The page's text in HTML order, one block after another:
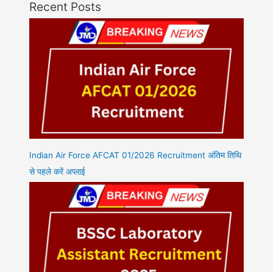
Recent Posts
Indian Air Force AFCAT 01/2026 Recruitment अंतिम तिथि
से पहले करें अप्लाई